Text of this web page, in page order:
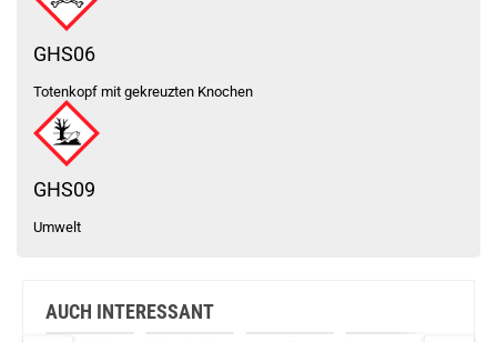
GHS06
Totenkopf mit gekreuzten Knochen
GHS09
Umwelt
AUCH INTERESSANT